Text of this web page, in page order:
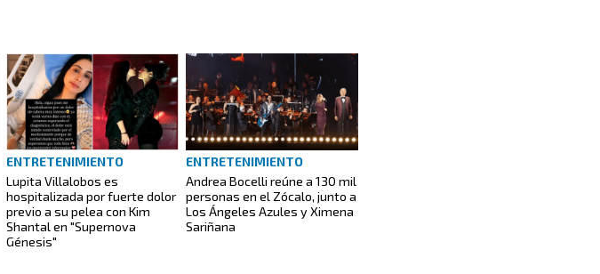
ENTRETENIMIENTO
Lupita Villalobos es
hospitalizada por fuerte dolor
previo a su pelea con Kim
Shantal en "Supernova
Génesis"
ENTRETENIMIENTO
Andrea Bocelli reúne a 130 mil
personas en el Zócalo, junto a
Los Ángeles Azules y Ximena
Sariñana